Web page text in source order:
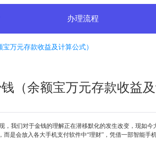
办理流程
（余额宝万元存款收益及
我们对于金钱的理解正在潜移默化的发生改变，现如
是会放入各大手机支付软件中“理财”，凭借一部智能
万元存款收益及计算公式）